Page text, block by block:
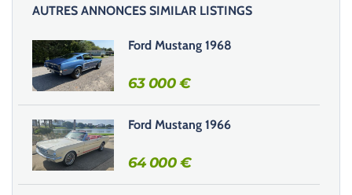
s
e
r
c
e
c
h
a
m
AUTRES ANNONCES SIMILAR LISTINGS
Ford Mustang 1968
63 000€
Ford Mustang 1966
64 000€